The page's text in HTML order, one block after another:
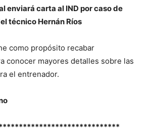
enviará carta al IND por caso de
técnico Hernán Ríos
como propósito recabar
conocer mayores detalles sobre las
el entrenador.